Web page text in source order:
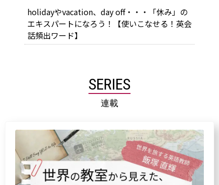
holidayやvacation、day off・・・「休み」の
エキスパートになろう！【使いこなせる！英会
話頻出ワード】
SERIES
連載